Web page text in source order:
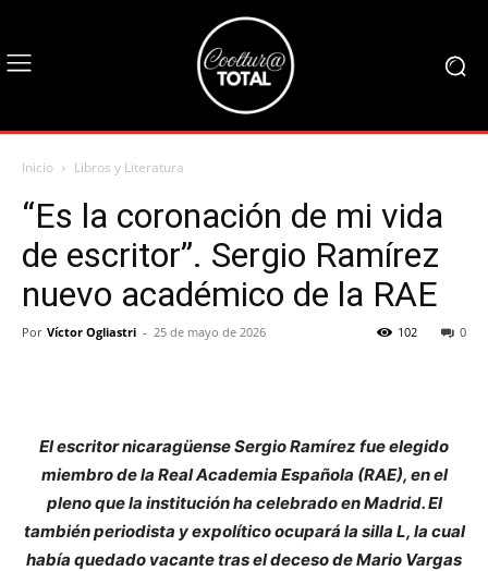
Inicio Libros y Literatura
“Es la coronación de mi vida
de escritor”. Sergio Ramírez
nuevo académico de la RAE
Por Víctor Ogliastri - 25 de mayo de 2026 0
102
El escritor nicaragüense Sergio Ramírez fue elegido
miembro de la Real Academia Española (RAE), en el
pleno que la institución ha celebrado en Madrid. El
también periodista y expolítico ocupará la silla L, la cual
había quedado vacante tras el deceso de Mario Vargas